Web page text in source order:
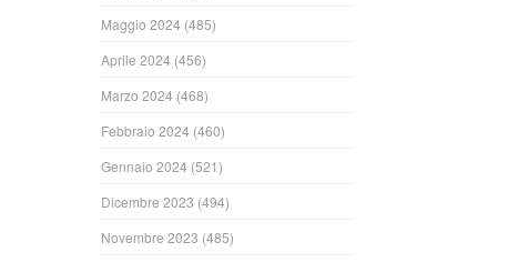
Maggio 2024 (485)
Aprile 2024 (456)
Marzo 2024 (468)
Febbraio 2024 (460)
Gennaio 2024 (521)
Dicembre 2023 (494)
Novembre 2023 (485)